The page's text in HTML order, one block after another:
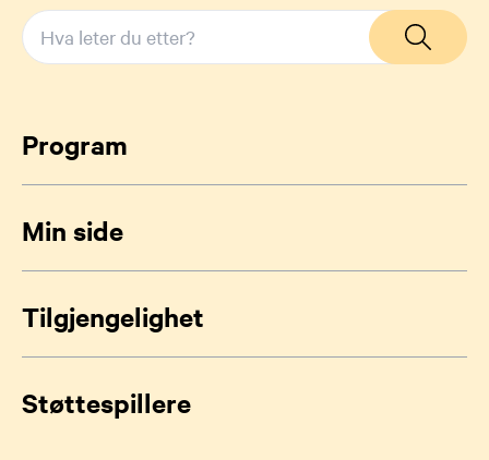
Program
Min side
Tilgjengelighet
Støttespillere